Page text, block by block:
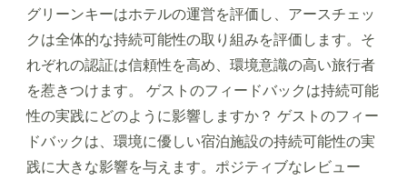
グリーンキーはホテルの運営を評価し、アースチェッ
クは全体的な持続可能性の取り組みを評価します。そ
れぞれの認証は信頼性を高め、環境意識の高い旅行者
を惹きつけます。 ゲストのフィードバックは持続可能
性の実践にどのように影響しますか？ ゲストのフィー
ドバックは、環境に優しい宿泊施設の持続可能性の実
践に大きな影響を与えます。ポジティブなレビュー